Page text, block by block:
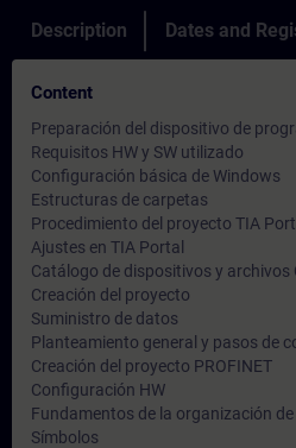
Description Dates and
Content
Preparación del dispositivo de
Requisitos HW y SW utilizado
Configuración básica de Windows
Estructuras de carpetas
Procedimiento del proyecto TIA
Ajustes en TIA Portal
Catálogo de dispositivos y archivos
Creación del proyecto
Suministro de datos
Planteamiento general y pasos de
Creación del proyecto PROFINET
Configuración HW
Fundamentos de la organización
Símbolos